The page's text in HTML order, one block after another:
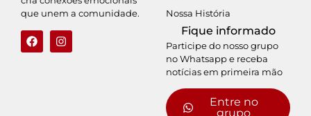
que unem a comunidade.
Nossa História
Fique informado
Participe do nosso grupo
no Whatsapp e receba
notícias em primeira mão
Entre no
grupo